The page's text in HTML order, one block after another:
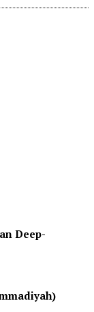
Deep-